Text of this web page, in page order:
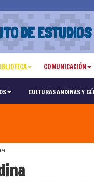
DE
COMUNICACIÓN
CULTURAS ANDINAS Y